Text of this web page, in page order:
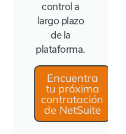
control a
largo plazo
de la
plataforma.
Encuentra
tu próxima
contratación
de NetSuite